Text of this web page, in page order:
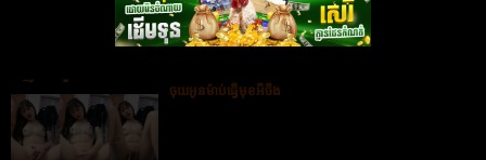
ចុយអូនម៉ាប់ធ្វើមុខអីចឹង